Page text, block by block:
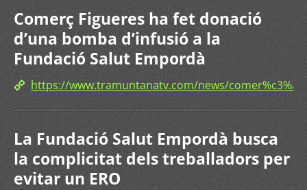
Comerç Figueres ha fet donació
d’una bomba d’infusió a la
Fundació Salut Empordà
https://www.tramuntanatv.com/news/
La Fundació Salut Empordà busca
la complicitat dels treballadors per
evitar un ERO